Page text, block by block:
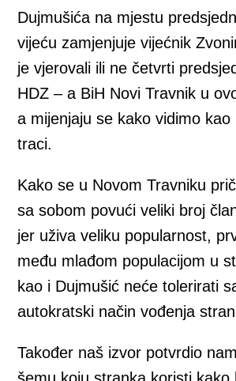
Dujmušića na mjestu
vijeću zamjenjuje vijećnik
je vjerovali ili ne četvrti
HDZ – a BiH Novi Travnik u
a mijenjaju se kako vidimo
traci.
Kako se u Novom Travniku
sa sobom povući veliki broj
jer uživa veliku popularnost,
među mlađom populacijom u
kao i Dujmušić neće tolerirati
autokratski način vođenja
Također naš izvor potvrdio
šemu koju stranka koristi kako